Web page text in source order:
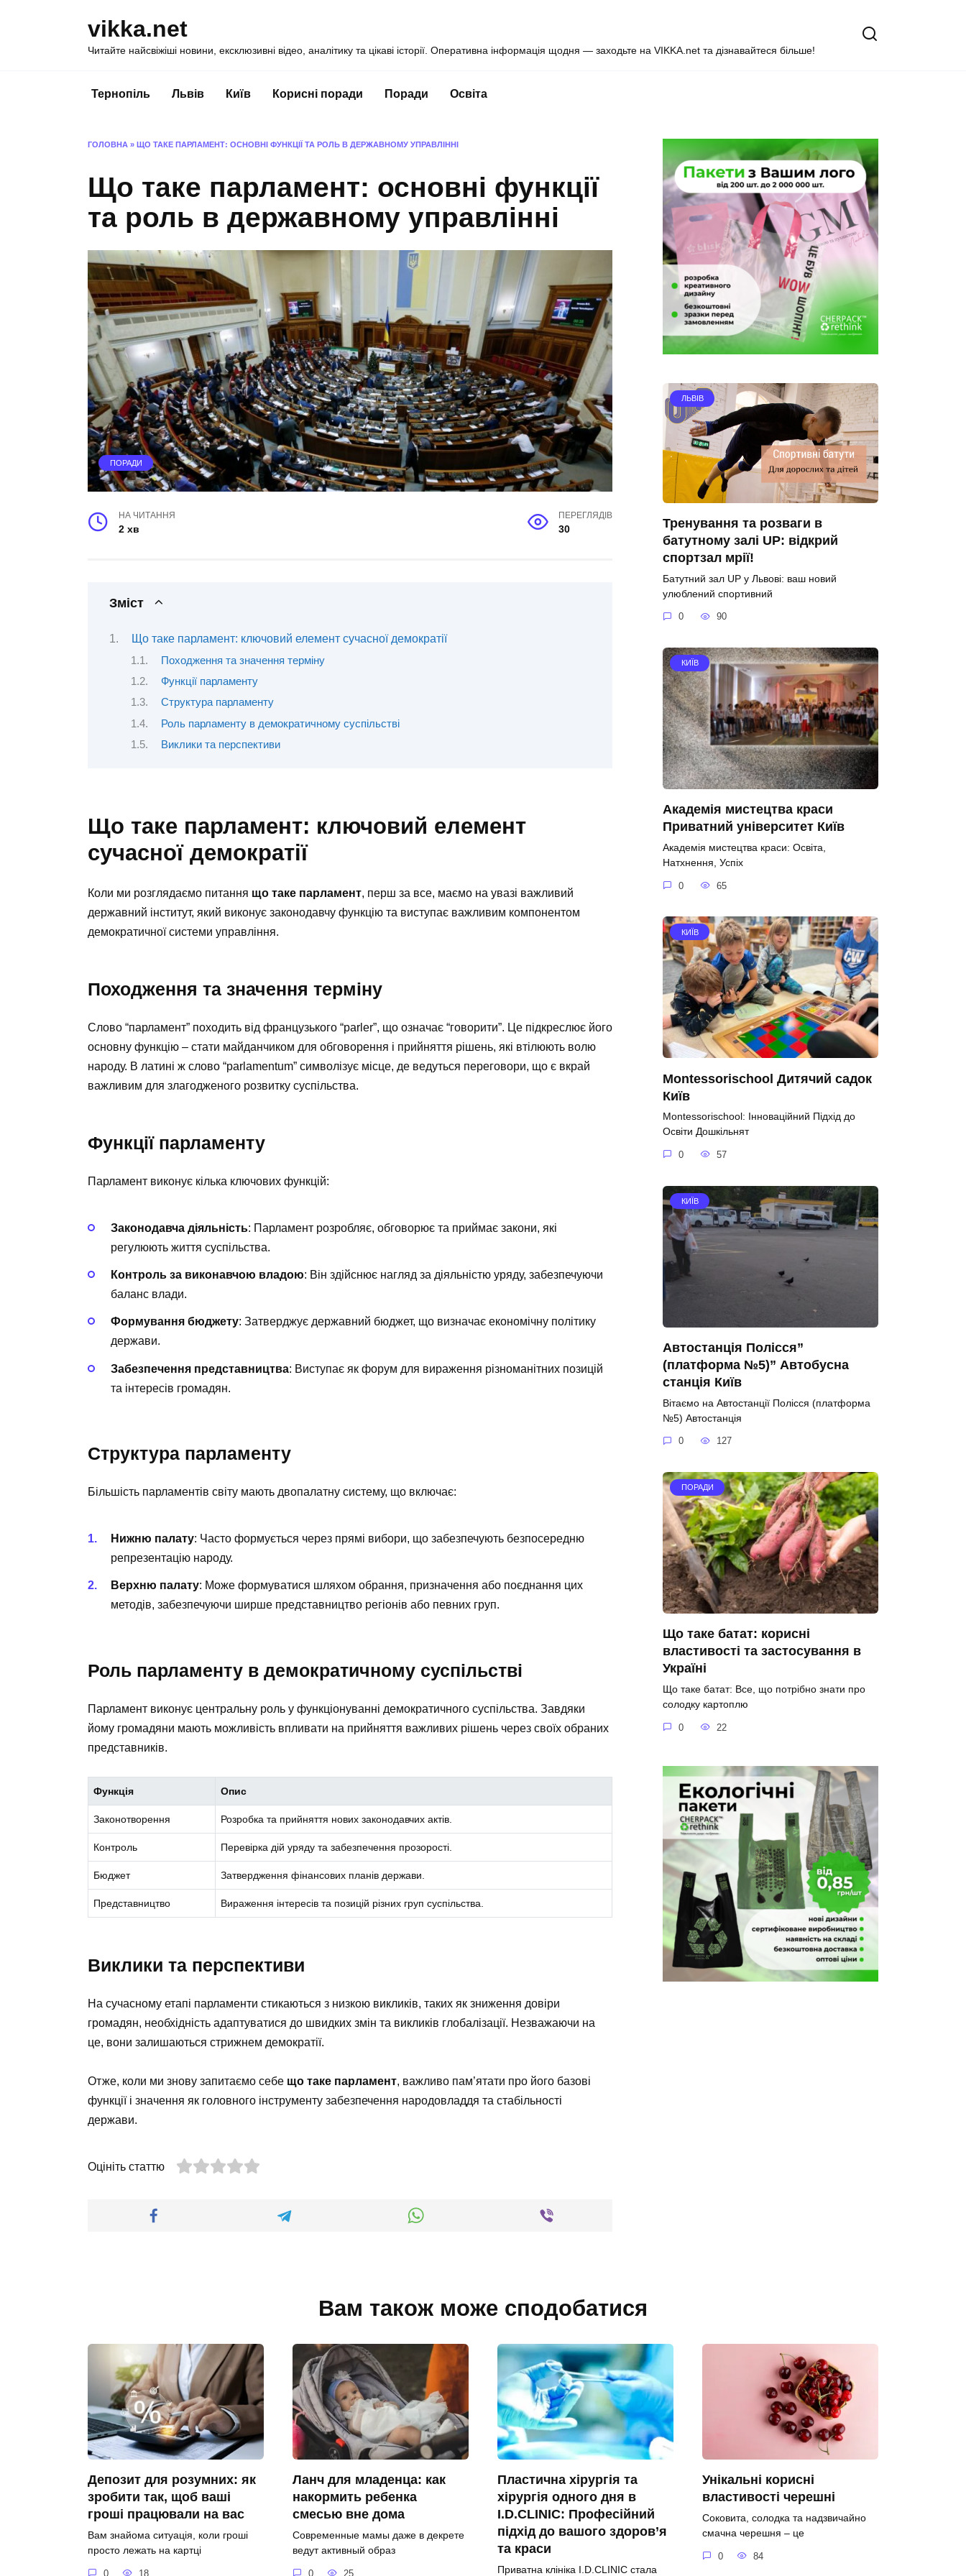
vikka.net
Читайте найсвіжіші новини, ексклюзивні відео, аналітику та цікаві історії. Оперативна інформація щодня — заходьте на VIKKA.net та дізнавайтеся більше!
Тернопіль Львів Київ Корисні поради Поради Освіта
ГОЛОВНА » ЩО ТАКЕ ПАРЛАМЕНТ: ОСНОВНІ ФУНКЦІЇ ТА РОЛЬ В ДЕРЖАВНОМУ УПРАВЛІННІ
Що таке парламент: основні функції
та роль в державному управлінні
ПОРАДИ
НА ЧИТАННЯ
2 хв
ПЕРЕГЛЯДІВ
30
Зміст
Що таке парламент: ключовий елемент сучасної демократії
Походження та значення терміну
Функції парламенту
Структура парламенту
Роль парламенту в демократичному суспільстві
Виклики та перспективи
Що таке парламент: ключовий елемент
сучасної демократії
Коли ми розглядаємо питання що таке парламент, перш за все, маємо на увазі важливий
державний інститут, який виконує законодавчу функцію та виступає важливим компонентом
демократичної системи управління.
Походження та значення терміну
Слово “парламент” походить від французького “parler”, що означає “говорити”. Це підкреслює його
основну функцію – стати майданчиком для обговорення і прийняття рішень, які втілюють волю
народу. В латині ж слово “parlamentum” символізує місце, де ведуться переговори, що є вкрай
важливим для злагодженого розвитку суспільства.
Функції парламенту
Парламент виконує кілька ключових функцій:
Законодавча діяльність: Парламент розробляє, обговорює та приймає закони, які
регулюють життя суспільства.
Контроль за виконавчою владою: Він здійснює нагляд за діяльністю уряду, забезпечуючи
баланс влади.
Формування бюджету: Затверджує державний бюджет, що визначає економічну політику
держави.
Забезпечення представництва: Виступає як форум для вираження різноманітних позицій
та інтересів громадян.
Структура парламенту
Більшість парламентів світу мають двопалатну систему, що включає:
Нижню палату: Часто формується через прямі вибори, що забезпечують безпосередню
репрезентацію народу.
Верхню палату: Може формуватися шляхом обрання, призначення або поєднання цих
методів, забезпечуючи ширше представництво регіонів або певних груп.
Роль парламенту в демократичному суспільстві
Парламент виконує центральну роль у функціонуванні демократичного суспільства. Завдяки
йому громадяни мають можливість впливати на прийняття важливих рішень через своїх обраних
представників.
Функція Опис
Законотворення Розробка та прийняття нових законодавчих актів.
Контроль Перевірка дій уряду та забезпечення прозорості.
Бюджет Затвердження фінансових планів держави.
Представництво Вираження інтересів та позицій різних груп суспільства.
Виклики та перспективи
На сучасному етапі парламенти стикаються з низкою викликів, таких як зниження довіри
громадян, необхідність адаптуватися до швидких змін та викликів глобалізації. Незважаючи на
це, вони залишаються стрижнем демократії.
Отже, коли ми знову запитаємо себе що таке парламент, важливо пам’ятати про його базові
функції і значення як головного інструменту забезпечення народовладдя та стабільності
держави.
Оцініть статтю
ЛЬВІВ
Тренування та розваги в
батутному залі UP: відкрий
спортзал мрії!
Батутний зал UP у Львові: ваш новий
улюблений спортивний
0 90
КИЇВ
Академія мистецтва краси
Приватний університет Київ
Академія мистецтва краси: Освіта,
Натхнення, Успіх
0 65
КИЇВ
Montessorischool Дитячий садок
Київ
Montessorischool: Інноваційний Підхід до
Освіти Дошкільнят
0 57
КИЇВ
Автостанція Полісся”
(платформа №5)” Автобусна
станція Київ
Вітаємо на Автостанції Полісся (платформа
№5) Автостанція
0 127
ПОРАДИ
Що таке батат: корисні
властивості та застосування в
Україні
Що таке батат: Все, що потрібно знати про
солодку картоплю
0 22
Вам також може сподобатися
Депозит для розумних: як
зробити так, щоб ваші
гроші працювали на вас
Вам знайома ситуація, коли гроші
просто лежать на картці
0 18
Ланч для младенца: как
накормить ребенка
смесью вне дома
Современные мамы даже в декрете
ведут активный образ
0 25
Пластична хірургія та
хірургія одного дня в
I.D.CLINIC: Професійний
підхід до вашого здоров’я
та краси
Приватна клініка I.D.CLINIC стала
Унікальні корисні
властивості черешні
Соковита, солодка та надзвичайно
смачна черешня – це
0 84